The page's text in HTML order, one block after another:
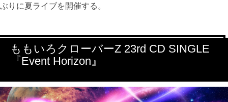
ぶりに夏ライブを開催する。
ももいろクローバーZ 23rd CD SINGLE
『Event Horizon』